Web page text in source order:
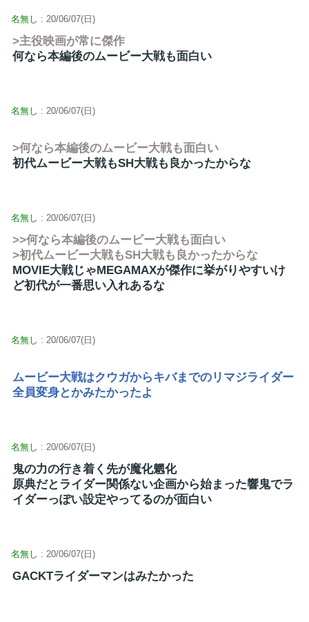
名無し : 20/06/07(日)
>主役映画が常に傑作
何なら本編後のムービー大戦も面白い
名無し : 20/06/07(日)
>何なら本編後のムービー大戦も面白い
初代ムービー大戦もSH大戦も良かったからな
名無し : 20/06/07(日)
>>何なら本編後のムービー大戦も面白い
>初代ムービー大戦もSH大戦も良かったからな
MOVIE大戦じゃMEGAMAXが傑作に挙がりやすいけ
ど初代が一番思い入れあるな
名無し : 20/06/07(日)
ムービー大戦はクウガからキバまでのリマジライダー
全員変身とかみたかったよ
名無し : 20/06/07(日)
鬼の力の行き着く先が魔化魍化
原典だとライダー関係ない企画から始まった響鬼でラ
イダーっぽい設定やってるのが面白い
名無し : 20/06/07(日)
GACKTライダーマンはみたかった